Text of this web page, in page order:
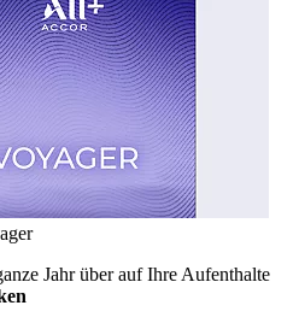
Jahr über auf Ihre Aufenthalte